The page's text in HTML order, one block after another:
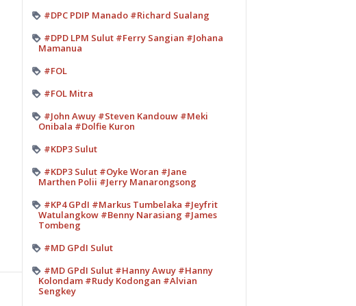
#DPC PDIP Manado #Richard Sualang
#DPD LPM Sulut #Ferry Sangian #Johana
Mamanua
#FOL
#FOL Mitra
#John Awuy #Steven Kandouw #Meki
Onibala #Dolfie Kuron
#KDP3 Sulut
#KDP3 Sulut #Oyke Woran #Jane
Marthen Polii #Jerry Manarongsong
#KP4 GPdI #Markus Tumbelaka #Jeyfrit
Watulangkow #Benny Narasiang #James
Tombeng
#MD GPdI Sulut
#MD GPdI Sulut #Hanny Awuy #Hanny
Kolondam #Rudy Kodongan #Alvian
Sengkey